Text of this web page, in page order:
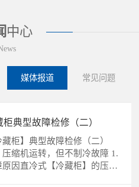
中心
媒体报道 常见问题
柜典型故障检修（二）
藏柜】典型故障检修（二）
压缩机运转，但不制冷故障 1.
原因直冷式【冷藏柜】的压缩